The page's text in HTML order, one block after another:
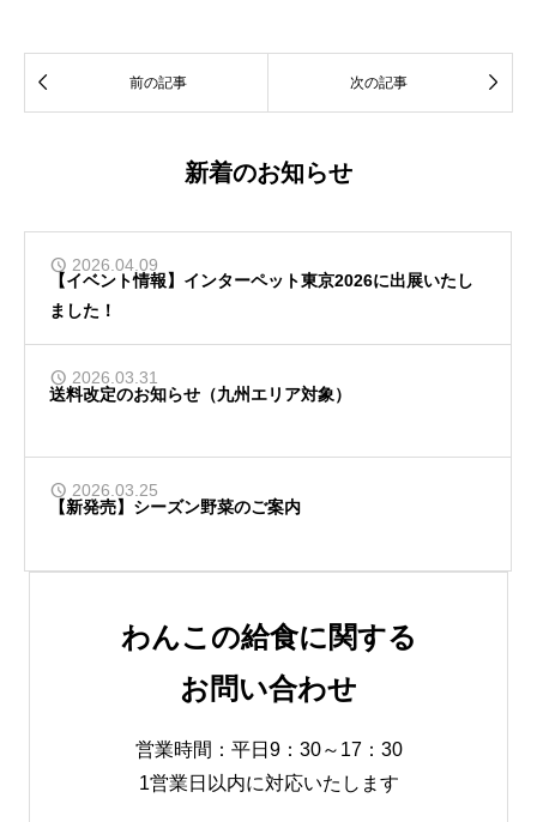
 前の記事 次の記事 
新着のお知らせ
2026.04.09
【イベント情報】インターペット東京2026に出展いたし
ました！
2026.03.31
送料改定のお知らせ（九州エリア対象）
2026.03.25
【新発売】シーズン野菜のご案内
わんこの給食に関する
お問い合わせ
営業時間：平日9：30～17：30
1営業日以内に対応いたします